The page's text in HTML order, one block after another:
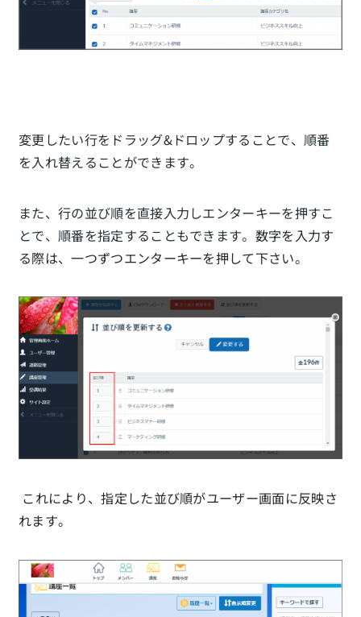
変更したい行をドラッグ&ドロップすることで、順番
を入れ替えることができます。
また、行の並び順を直接入力しエンターキーを押すこ
とで、順番を指定することもできます。 数字を入力す
る際は、一つずつエンターキーを押して下さい。
これにより、指定した並び順がユーザー画面に反映さ
れます。